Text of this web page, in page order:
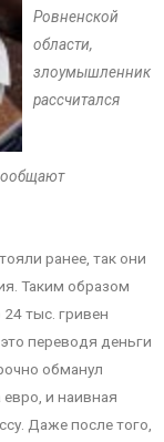
Ровненской
области,
злоумышленник
рассчитался
ранее, так они
Таким образом
тыс. гривен
переводя деньги
обманул
и наивная
Даже после того,